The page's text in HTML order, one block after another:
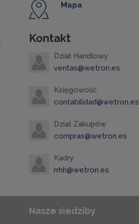
Mapa
Kontakt
Dział Handlowy
ventas@wetron.es
Księgowość
contabilidad@wetron.es
Dział Zakupów
compras@wetron.es
Kadry
rrhh@wetron.es
Nasze siedziby